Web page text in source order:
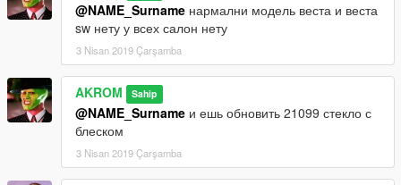
@NAME_Surname нармални модель веста и веста
sw нету у всех салон нету
3 Nisan 2019 Çarşamba
AKROM Sahip
@NAME_Surname и ешь обновить 21099 стекло с
блеском
3 Nisan 2019 Çarşamba